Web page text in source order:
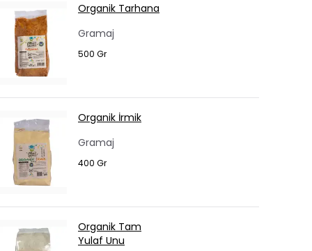
Organik Tarhana
Gramaj
500 Gr
Organik İrmik
Gramaj
400 Gr
Organik Tam
Yulaf Unu